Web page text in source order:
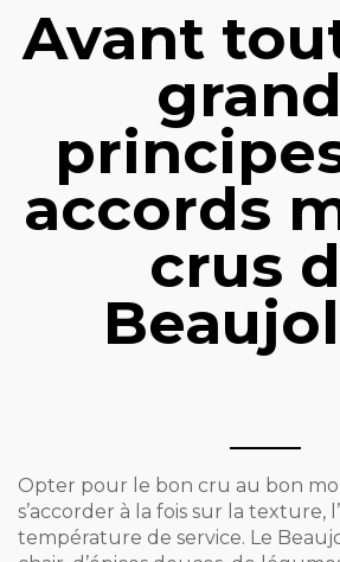
Avant
accords
crus
Opter pour le bon cru au bon
s’accorder à la fois sur la texture,
température de service. Le